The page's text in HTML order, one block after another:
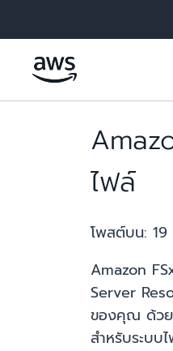
ไฟล์
โพสต์บน:
Amazon
Server
ของคุณ ด้วย
สำหรับระบบ